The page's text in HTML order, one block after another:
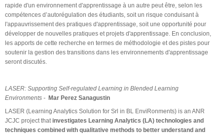
rapide d'un environnement d'apprentissage à un autre peut être, selon les
compétences d’autorégulation des étudiants, soit un risque conduisant à
l'appauvrissement des pratiques d'apprentissage, soit une opportunité pour
développer de nouvelles pratiques et projets d'apprentissage. En conclusion,
les apports de cette recherche en termes de méthodologie et des pistes pour
soutenir la gestion des transitions dans les environnements d'apprentissage
seront discutés.
LASER: Supporting Self-regulated Learning in Blended Learning
Environments - Mar Perez Sanagustin
LASER (Learning Analytics Solution for Srl in BL EnviRonments) is an ANR
JCJC project thatinvestigates Learning Analytics (LA) technologies and
techniques combined with qualitative methods to better understand and